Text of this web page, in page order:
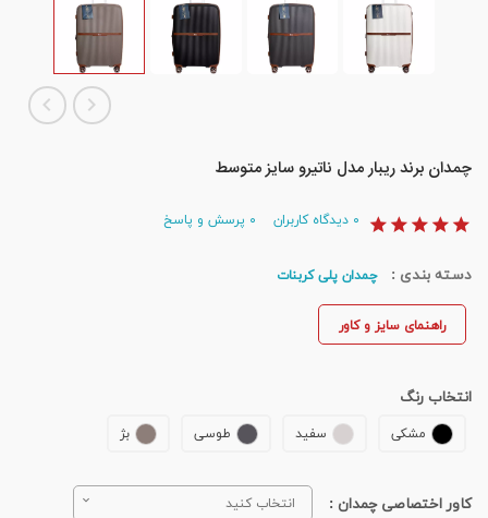
چمدان برند ریبار مدل ناتیرو سایز متوسط
دیدگاه کاربران پرسش و پاسخ
دسته بندی : چمدان پلی کربنات
راهنمای سایز و کاور
انتخاب رنگ
مشکی سفید طوسی بژ
کاور اختصاصی چمدان : انتخاب کنید